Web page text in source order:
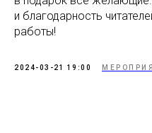
и благодарность
работы!
2024-03-21 19:00